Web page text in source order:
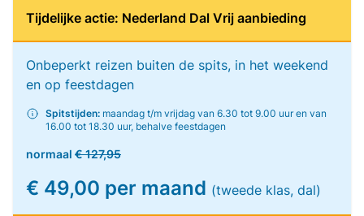
Tijdelijke actie: Nederland Dal Vrij aanbieding
Onbeperkt reizen buiten de spits, in het weekend
en op feestdagen
Spitstijden: maandag t/m vrijdag van 6.30 tot 9.00 uur en van
16.00 tot 18.30 uur, behalve feestdagen
normaal € 127,95
€ 49,00 per maand (tweede klas, dal)